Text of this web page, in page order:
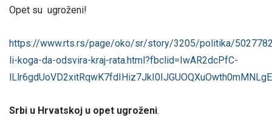
Opet su ugroženi!
https://www.rts.rs/page/oko/sr/story/3205/politika/
li-koga-da-odsvira-kraj-rata.html?fbclid=IwAR2dcPfC-
lLlr6gdUoVD2xitRqwK7fdIHiz7JkI0IJGUOQXuOwth0mMNLgE
Srbi u Hrvatskoj u opet ugroženi.